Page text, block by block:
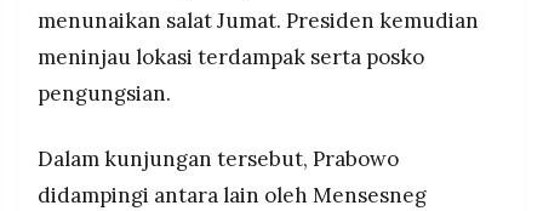
menunaikan salat Jumat. Presiden kemudian
meninjau lokasi terdampak serta posko
pengungsian.
Dalam kunjungan tersebut, Prabowo
didampingi antara lain oleh Mensesneg